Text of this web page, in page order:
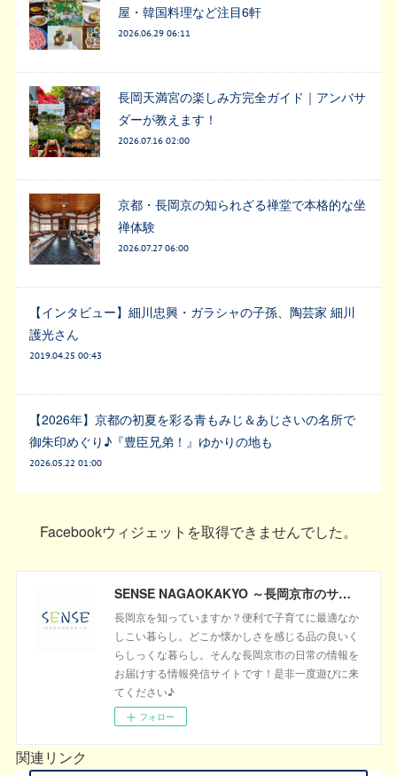
屋・韓国料理など注目6軒
2026.06.29 06:11
長岡天満宮の楽しみ方完全ガイド｜アンバサ
ダーが教えます！
2026.07.16 02:00
京都・長岡京の知られざる禅堂で本格的な坐
禅体験
2026.07.27 06:00
【インタビュー】細川忠興・ガラシャの子孫、陶芸家 細川
護光さん
2019.04.25 00:43
【2026年】京都の初夏を彩る青もみじ＆あじさいの名所で
御朱印めぐり♪『豊臣兄弟！』ゆかりの地も
2026.05.22 01:00
Facebookウィジェットを取得できませんでした。
SENSE NAGAOKAKYO ～長岡京市のサブサイト～
長岡京を知っていますか？便利で子育てに最適なか
しこい暮らし。どこか懐かしさを感じる品の良いく
らしっくな暮らし。そんな長岡京市の日常の情報を
お届けする情報発信サイトです！是非一度遊びに来
てください♪
フォロー
関連リンク